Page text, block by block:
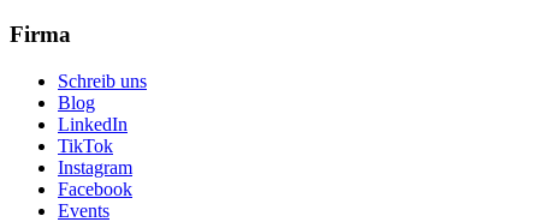
Firma
Schreib uns
Blog
LinkedIn
TikTok
Instagram
Facebook
Events